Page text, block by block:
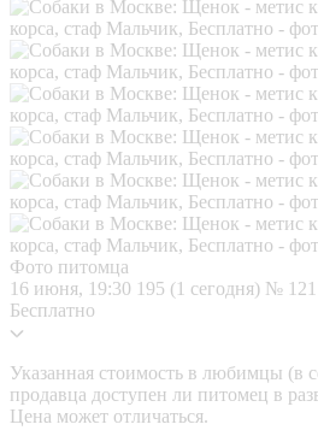
Фото питомца
16 июня, 19:30 195 (1 сегодня) № 121
Бесплатно
Указанная стоимость в любимцы (в
продавца доступен ли питомец в
Цена может отличаться.